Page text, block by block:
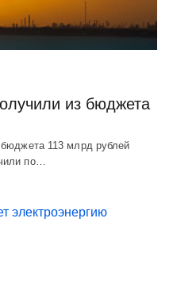
из бюджета
113 млрд рублей
по…